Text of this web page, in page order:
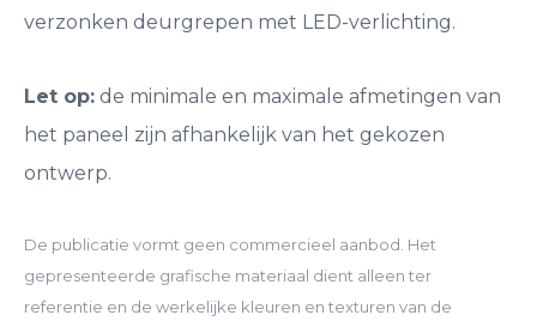
verzonken deurgrepen met LED-verlichting.
Let op: de minimale en maximale afmetingen van
het paneel zijn afhankelijk van het gekozen
ontwerp.
De publicatie vormt geen commercieel aanbod. Het
gepresenteerde grafische materiaal dient alleen ter
referentie en de werkelijke kleuren en texturen van de